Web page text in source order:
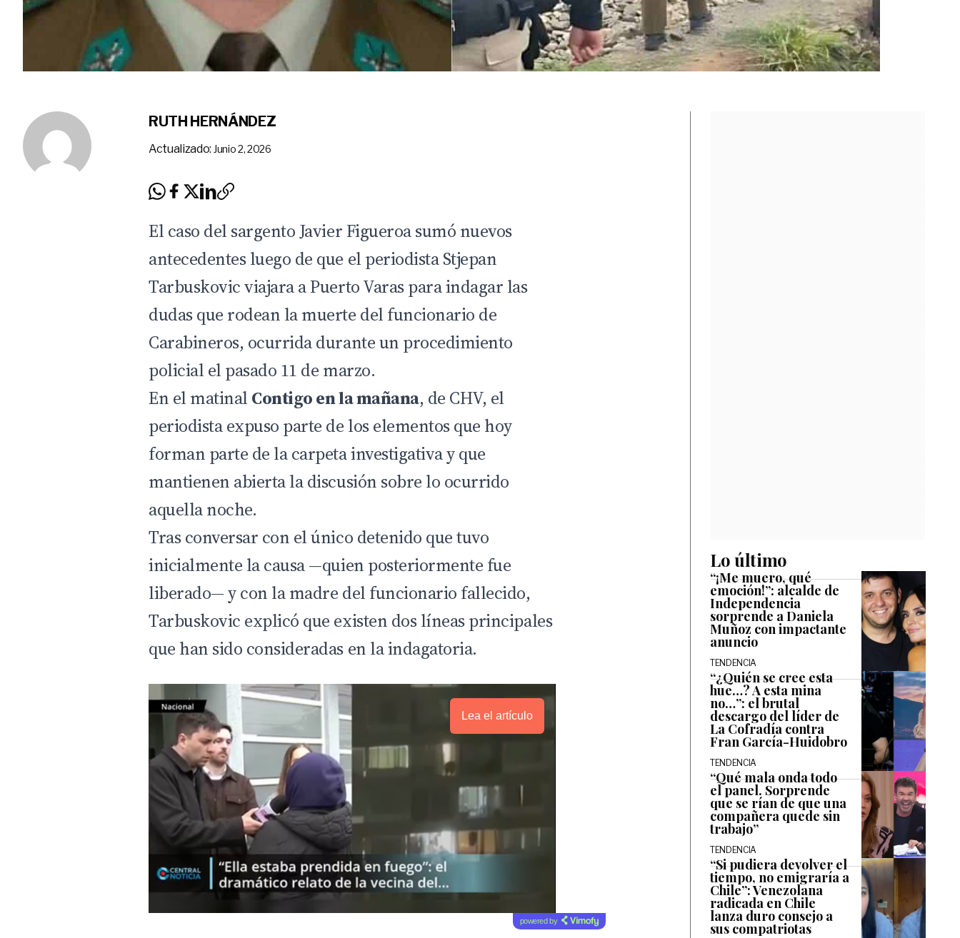
RUTH HERNÁNDEZ
Actualizado: Junio 2, 2026
El caso del sargento Javier Figueroa sumó nuevos
antecedentes luego de que el periodista Stjepan
Tarbuskovic viajara a Puerto Varas para indagar las
dudas que rodean la muerte del funcionario de
Carabineros, ocurrida durante un procedimiento
policial el pasado 11 de marzo.
En el matinal Contigo en la mañana, de CHV, el
periodista expuso parte de los elementos que hoy
forman parte de la carpeta investigativa y que
mantienen abierta la discusión sobre lo ocurrido
aquella noche.
Tras conversar con el único detenido que tuvo
inicialmente la causa —quien posteriormente fue
liberado— y con la madre del funcionario fallecido,
Tarbuskovic explicó que existen dos líneas principales
que han sido consideradas en la indagatoria.
Lea el artículo
powered by
Lo último
“¡Me muero, qué
emoción!”: alcalde de
Independencia
sorprende a Daniela
Muñoz con impactante
anuncio
TENDENCIA
“¿Quién se cree esta
hue…? A esta mina
no…”: el brutal
descargo del líder de
La Cofradía contra
Fran García-Huidobro
TENDENCIA
“Qué mala onda todo
el panel. Sorprende
que se rían de que una
compañera quede sin
trabajo”
TENDENCIA
“Si pudiera devolver el
tiempo, no emigraría a
Chile”: Venezolana
radicada en Chile
lanza duro consejo a
sus compatriotas